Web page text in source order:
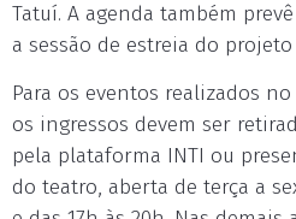
Tatuí. A agenda também
a sessão de estreia do projeto
Para os eventos realizados
os ingressos devem ser
pela plataforma INTI ou
do teatro, aberta de terça a